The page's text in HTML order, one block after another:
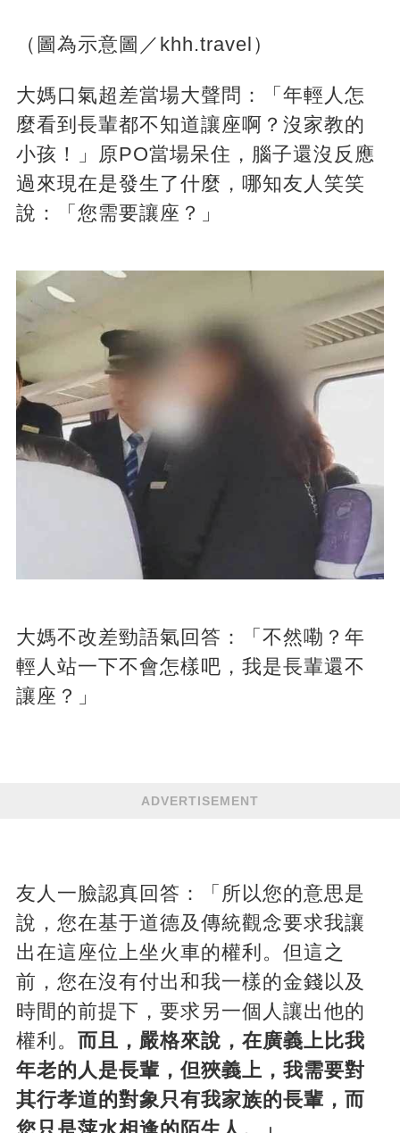
（圖為示意圖／khh.travel）
大媽口氣超差當場大聲問：「年輕人怎
麼看到長輩都不知道讓座啊？沒家教的
小孩！」原PO當場呆住，腦子還沒反應
過來現在是發生了什麼，哪知友人笑笑
說：「您需要讓座？」
大媽不改差勁語氣回答：「不然嘞？年
輕人站一下不會怎樣吧，我是長輩還不
讓座？」
ADVERTISEMENT
友人一臉認真回答：「所以您的意思是
說，您在基于道德及傳統觀念要求我讓
出在這座位上坐火車的權利。但這之
前，您在沒有付出和我一樣的金錢以及
時間的前提下，要求另一個人讓出他的
權利。 而且，嚴格來說，在廣義上比我
年老的人是長輩，但狹義上，我需要對
其行孝道的對象只有我家族的長輩，而